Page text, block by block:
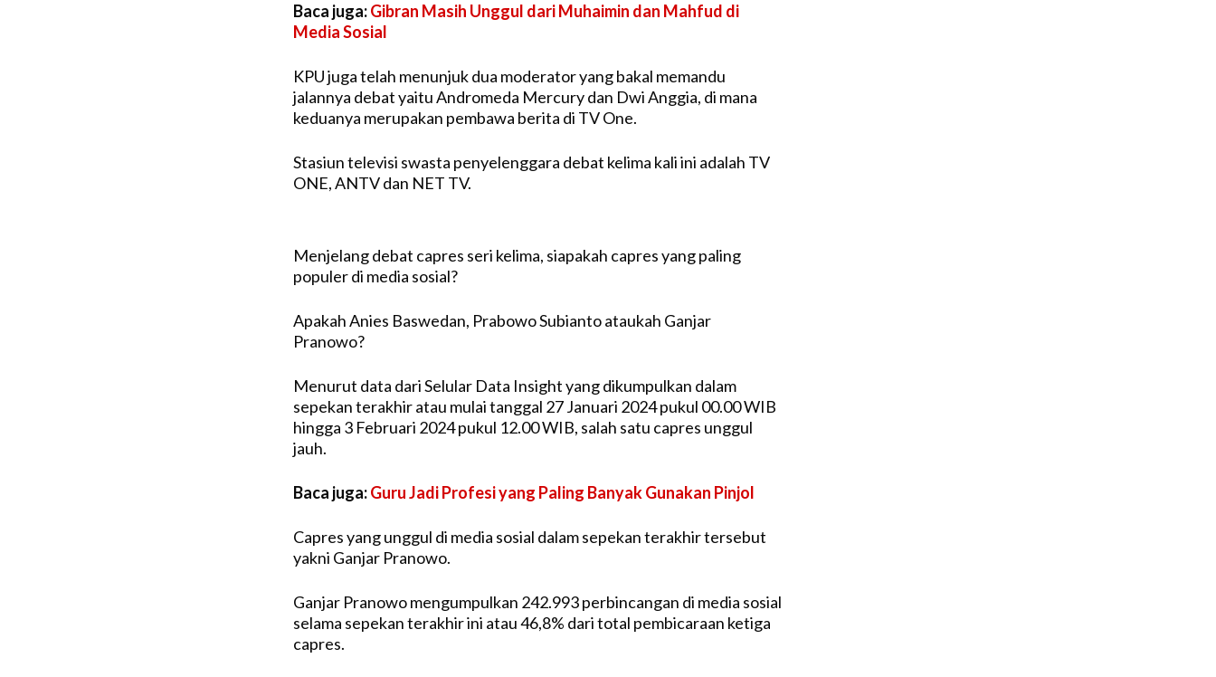
Baca juga:Gibran Masih Unggul dari Muhaimin dan Mahfud di
Media Sosial
KPU juga telah menunjuk dua moderator yang bakal memandu
jalannya debat yaitu Andromeda Mercury dan Dwi Anggia, di mana
keduanya merupakan pembawa berita di TV One.
Stasiun televisi swasta penyelenggara debat kelima kali ini adalah TV
ONE, ANTV dan NET TV.
Menjelang debat capres seri kelima, siapakah capres yang paling
populer di media sosial?
Apakah Anies Baswedan, Prabowo Subianto ataukah Ganjar
Pranowo?
Menurut data dari Selular Data Insight yang dikumpulkan dalam
sepekan terakhir atau mulai tanggal 27 Januari 2024 pukul 00.00 WIB
hingga 3 Februari 2024 pukul 12.00 WIB, salah satu capres unggul
jauh.
Baca juga:Guru Jadi Profesi yang Paling Banyak Gunakan Pinjol
Capres yang unggul di media sosial dalam sepekan terakhir tersebut
yakni Ganjar Pranowo.
Ganjar Pranowo mengumpulkan 242.993 perbincangan di media sosial
selama sepekan terakhir ini atau 46,8% dari total pembicaraan ketiga
capres.